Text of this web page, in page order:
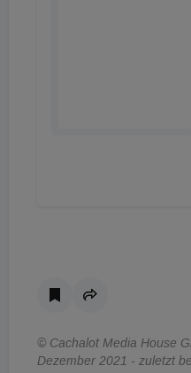
© Cachalot Media House
Dezember 2021 - zuletzt